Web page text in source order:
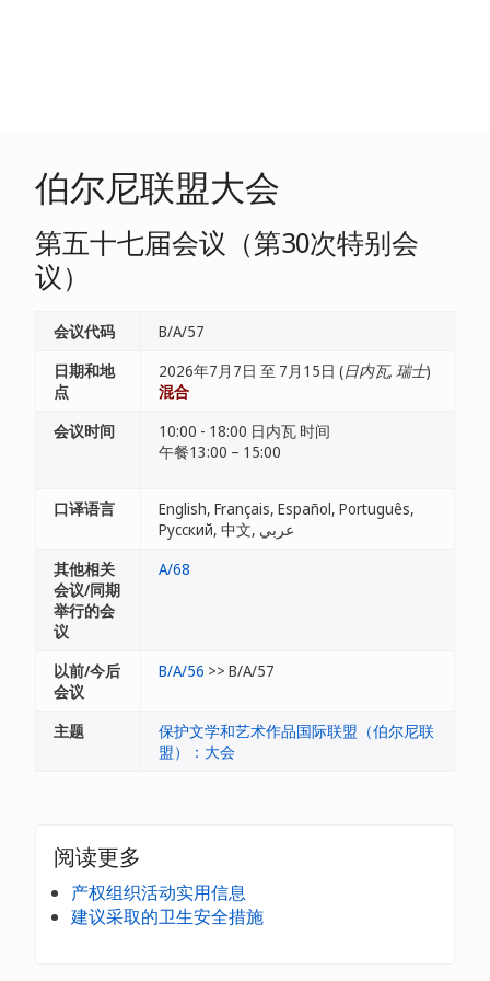
伯尔尼联盟大会
第五十七届会议（第30次特别会
议）
会议代码
B/A/57
日期和地
点
2026年7月7日 至 7月15日 (日内瓦, 瑞士)
混合
会议时间
10:00 - 18:00 日内瓦 时间
午餐13:00 – 15:00
口译语言
English, Français, Español, Português,
Русский, 中文, عربي
其他相关
会议/同期
举行的会
议
A/68
以前/今后
会议
B/A/56 >> B/A/57
主题
保护文学和艺术作品国际联盟（伯尔尼联
盟）：大会
阅读更多
产权组织活动实用信息
建议采取的卫生安全措施